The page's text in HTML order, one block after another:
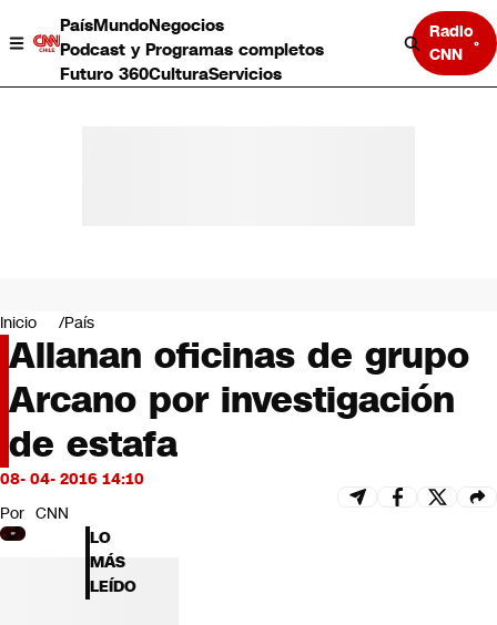
PaísMundoNegocios
Podcast y Programas completos
Futuro 360CulturaServicios
Radio
CNN
Negocios
Deportes
Programas completos
Cultura
Servicios
Bits
CNN tiempo
Futuro 360
Opinión
Inicio País
Allanan oficinas de grupo
Arcano por investigación
de estafa
08- 04- 2016 14:10
Por CNN
LO
MÁS
LEÍDO